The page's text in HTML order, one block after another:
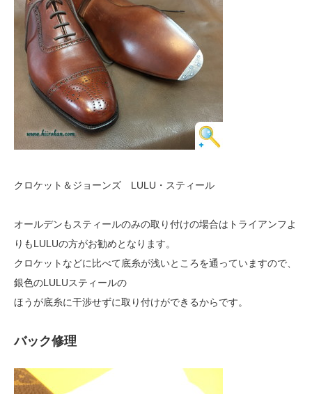
クロケット＆ジョーンズ LULU・スティール
オールデンもスティールのみの取り付けの場合はトライアンフよ
りもLULUの方がお勧めとなります。
クロケットなどに比べて底糸が浅いところを通っていますので、
銀色のLULUスティールの
ほうが底糸に干渉せずに取り付けができるからです。
バック修理